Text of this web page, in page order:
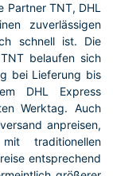
Partner TNT, DHL
zuverlässigen
schnell ist. Die
belaufen sich
bei Lieferung bis
DHL Express
Werktag. Auch
anpreisen,
traditionellen
entsprechend